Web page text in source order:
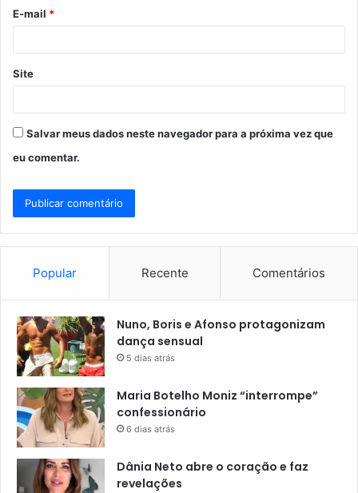
*
E-mail *
Site
Salvar meus dados neste navegador para a próxima vez que
eu comentar.
Popular Recente Comentários
Nuno, Boris e Afonso protagonizam
dança sensual
5 dias atrás
Maria Botelho Moniz “interrompe”
confessionário
6 dias atrás
Dânia Neto abre o coração e faz
revelações